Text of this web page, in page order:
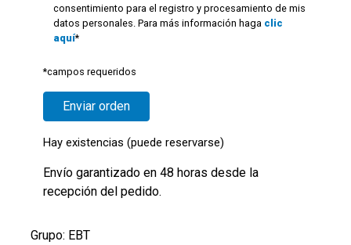
consentimiento para el registro y procesamiento de mis
datos personales. Para más información haga clic
aquí*
*campos requeridos
Hay existencias (puede reservarse)
Envío garantizado en 48 horas desde la
recepción del pedido.
Grupo: EBT